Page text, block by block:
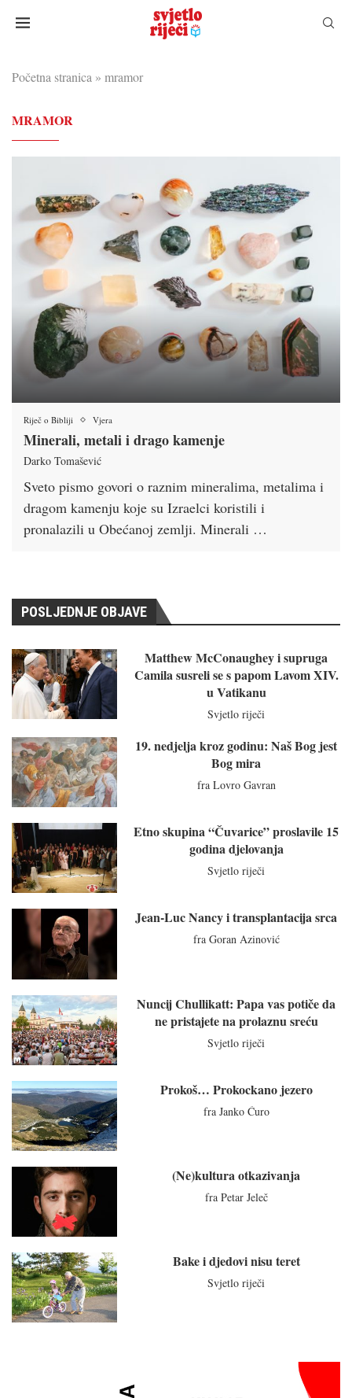
Početna stranica » mramor
MRAMOR
Riječ o Bibliji Vjera
Minerali, metali i drago kamenje
Darko Tomašević
Sveto pismo govori o raznim mineralima, metalima i
dragom kamenju koje su Izraelci koristili i
pronalazili u Obećanoj zemlji. Minerali …
POSLJEDNJE OBJAVE
Matthew McConaughey i supruga
Camila susreli se s papom Lavom XIV.
u Vatikanu
Svjetlo riječi
19. nedjelja kroz godinu: Naš Bog jest
Bog mira
fra Lovro Gavran
Etno skupina “Čuvarice” proslavile 15
godina djelovanja
Svjetlo riječi
Jean-Luc Nancy i transplantacija srca
fra Goran Azinović
Nuncij Chullikatt: Papa vas potiče da
ne pristajete na prolaznu sreću
Svjetlo riječi
Prokoš… Prokockano jezero
fra Janko Ćuro
(Ne)kultura otkazivanja
fra Petar Jeleč
Bake i djedovi nisu teret
Svjetlo riječi